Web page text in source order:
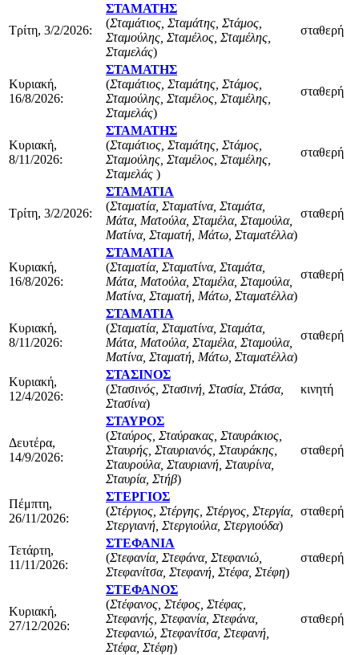
Τρίτη, 3/2/2026:
ΣΤΑΜΑΤΗΣ
(Σταμάτιος, Σταμάτης, Στάμος,
Σταμούλης, Σταμέλος, Σταμέλης,
Σταμελάς)
σταθερή
Κυριακή,
16/8/2026:
ΣΤΑΜΑΤΗΣ
(Σταμάτιος, Σταμάτης, Στάμος,
Σταμούλης, Σταμέλος, Σταμέλης,
Σταμελάς)
σταθερή
Κυριακή,
8/11/2026:
ΣΤΑΜΑΤΗΣ
(Σταμάτιος, Σταμάτης, Στάμος,
Σταμούλης, Σταμέλος, Σταμέλης,
Σταμελάς )
σταθερή
Τρίτη, 3/2/2026:
ΣΤΑΜΑΤΙΑ
(Σταματία, Σταματίνα, Σταμάτα,
Μάτα, Ματούλα, Σταμέλα, Σταμούλα,
Ματίνα, Σταματή, Μάτω, Σταματέλλα)
σταθερή
Κυριακή,
16/8/2026:
ΣΤΑΜΑΤΙΑ
(Σταματία, Σταματίνα, Σταμάτα,
Μάτα, Ματούλα, Σταμέλα, Σταμούλα,
Ματίνα, Σταματή, Μάτω, Σταματέλλα)
σταθερή
Κυριακή,
8/11/2026:
ΣΤΑΜΑΤΙΑ
(Σταματία, Σταματίνα, Σταμάτα,
Μάτα, Ματούλα, Σταμέλα, Σταμούλα,
Ματίνα, Σταματή, Μάτω, Σταματέλλα)
σταθερή
Κυριακή,
12/4/2026:
ΣΤΑΣΙΝΟΣ
(Στασινός, Στασινή, Στασία, Στάσα,
Στασίνα)
κινητή
Δευτέρα,
14/9/2026:
ΣΤΑΥΡΟΣ
(Σταύρος, Σταύρακας, Σταυράκιος,
Σταυρής, Σταυριανός, Σταυράκης,
Σταυρούλα, Σταυριανή, Σταυρίνα,
Σταυρία, Στήβ)
σταθερή
Πέμπτη,
26/11/2026:
ΣΤΕΡΓΙΟΣ
(Στέργιος, Στέργης, Στέργος, Στεργία,
Στεργιανή, Στεργιούλα, Στεργιούδα)
σταθερή
Τετάρτη,
11/11/2026:
ΣΤΕΦΑΝΙΑ
(Στεφανία, Στεφάνα, Στεφανιώ,
Στεφανίτσα, Στεφανή, Στέφα, Στέφη)
σταθερή
Κυριακή,
27/12/2026:
ΣΤΕΦΑΝΟΣ
(Στέφανος, Στέφος, Στέφας,
Στεφανής, Στεφανία, Στεφάνα,
Στεφανιώ, Στεφανίτσα, Στεφανή,
Στέφα, Στέφη)
σταθερή